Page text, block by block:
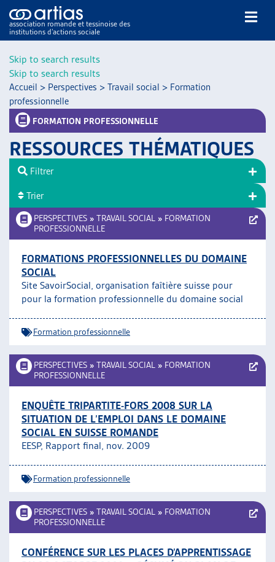
Skip to search results
Skip to search results
association romande et tessinoise des
institutions d’actions sociale
NOS PUBLICATIONS
ARTICLES
VEILLE
RESSOURCES
THÉMATIQUES
AUTRES
ARTIAS
L’ASSOCIATION
PROJETS ET ACTIVITÉS
JOURNÉES D’AUTOMNE
Accueil > Perspectives > Travail social > Formation
professionnelle
FORMATION PROFESSIONNELLE
RESSOURCES THÉMATIQUES
PERSPECTIVES » TRAVAIL SOCIAL » FORMATION
PROFESSIONNELLE
FORMATIONS PROFESSIONNELLES DU DOMAINE
SOCIAL
Site SavoirSocial, organisation faîtière suisse pour
pour la formation professionnelle du domaine social
Formation professionnelle
PERSPECTIVES » TRAVAIL SOCIAL » FORMATION
PROFESSIONNELLE
ENQUÊTE TRIPARTITE-FORS 2008 SUR LA
SITUATION DE L’EMPLOI DANS LE DOMAINE
SOCIAL EN SUISSE ROMANDE
EESP, Rapport final, nov. 2009
Formation professionnelle
PERSPECTIVES » TRAVAIL SOCIAL » FORMATION
PROFESSIONNELLE
CONFÉRENCE SUR LES PLACES D’APPRENTISSAGE
Filtrer
Trier